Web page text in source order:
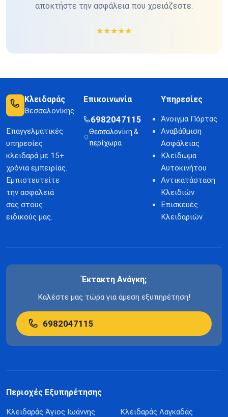
αποκτήστε την ασφάλεια που χρειάζεστε.
★★★★★
Κλειδαράς
Θεσσαλονίκης
Επαγγελματικές
υπηρεσίες
κλειδαρά με 15+
χρόνια εμπειρίας.
Εμπιστευτείτε
την ασφάλειά
σας στους
ειδικούς μας.
Επικοινωνία
6982047115
Θεσσαλονίκη &
περίχωρα
Υπηρεσίες
Άνοιγμα Πόρτας
Αναβάθμιση
Ασφάλειας
Κλείδωμα
Αυτοκινήτου
Αντικατάσταση
Κλειδιών
Επισκευές
Κλειδαριών
Έκτακτη Ανάγκη;
Καλέστε μας τώρα για άμεση εξυπηρέτηση!
6982047115
Περιοχές Εξυπηρέτησης
Κλειδαράς Άγιος Ιωάννης
Κλειδαράς Λαγκαδάς